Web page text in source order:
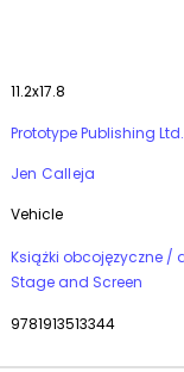
11.2x17.8
Prototype Publishing Ltd.
Jen Calleja
Vehicle
Książki obcojęzyczne / angielskie / Music,
Stage and Screen
9781913513344